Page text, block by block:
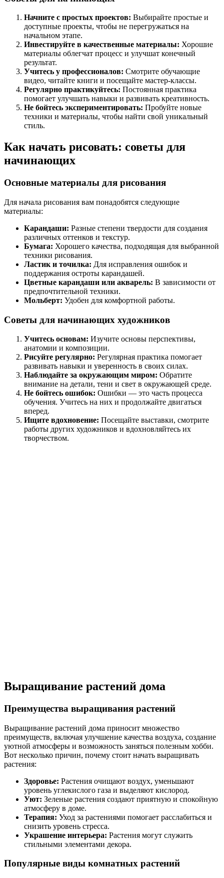
Начните с простых проектов: Выбирайте простые и
доступные проекты, чтобы не перегружаться на
начальном этапе.
Инвестируйте в качественные материалы: Хорошие
материалы облегчат процесс и улучшат конечный
результат.
Учитесь у профессионалов: Смотрите обучающие
видео, читайте книги и посещайте мастер-классы.
Регулярно практикуйтесь: Постоянная практика
помогает улучшать навыки и развивать креативность.
Не бойтесь экспериментировать: Пробуйте новые
техники и материалы, чтобы найти свой уникальный
стиль.
Как начать рисовать: советы для
начинающих
Основные материалы для рисования
Для начала рисования вам понадобятся следующие
материалы:
Карандаши: Разные степени твердости для создания
различных оттенков и текстур.
Бумага: Хорошего качества, подходящая для выбранной
техники рисования.
Ластик и точилка: Для исправления ошибок и
поддержания остроты карандашей.
Цветные карандаши или акварель: В зависимости от
предпочтительной техники.
Мольберт: Удобен для комфортной работы.
Советы для начинающих художников
Учитесь основам: Изучите основы перспективы,
анатомии и композиции.
Рисуйте регулярно: Регулярная практика помогает
развивать навыки и уверенность в своих силах.
Наблюдайте за окружающим миром: Обратите
внимание на детали, тени и свет в окружающей среде.
Не бойтесь ошибок: Ошибки — это часть процесса
обучения. Учитесь на них и продолжайте двигаться
вперед.
Ищите вдохновение: Посещайте выставки, смотрите
работы других художников и вдохновляйтесь их
творчеством.
Выращивание растений дома
Преимущества выращивания растений
Выращивание растений дома приносит множество
преимуществ, включая улучшение качества воздуха, создание
уютной атмосферы и возможность заняться полезным хобби.
Вот несколько причин, почему стоит начать выращивать
растения:
Здоровье: Растения очищают воздух, уменьшают
уровень углекислого газа и выделяют кислород.
Уют: Зеленые растения создают приятную и спокойную
атмосферу в доме.
Терапия: Уход за растениями помогает расслабиться и
снизить уровень стресса.
Украшение интерьера: Растения могут служить
стильными элементами декора.
Популярные виды комнатных растений